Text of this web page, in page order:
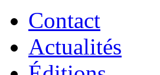
Contact
Actualités